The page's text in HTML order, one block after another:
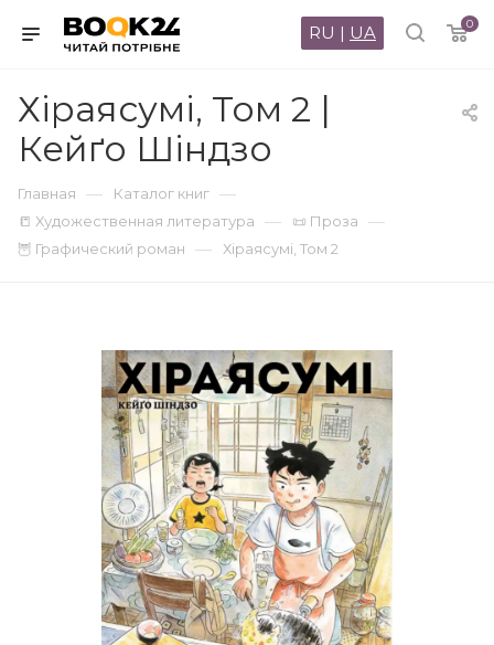
0
RU | UA
Хіраясумі, Том 2 |
Кейґо Шіндзо
Главная — Каталог книг —
📒 Художественная литература — 📜 Проза —
🦉 Графический роман — Хіраясумі, Том 2